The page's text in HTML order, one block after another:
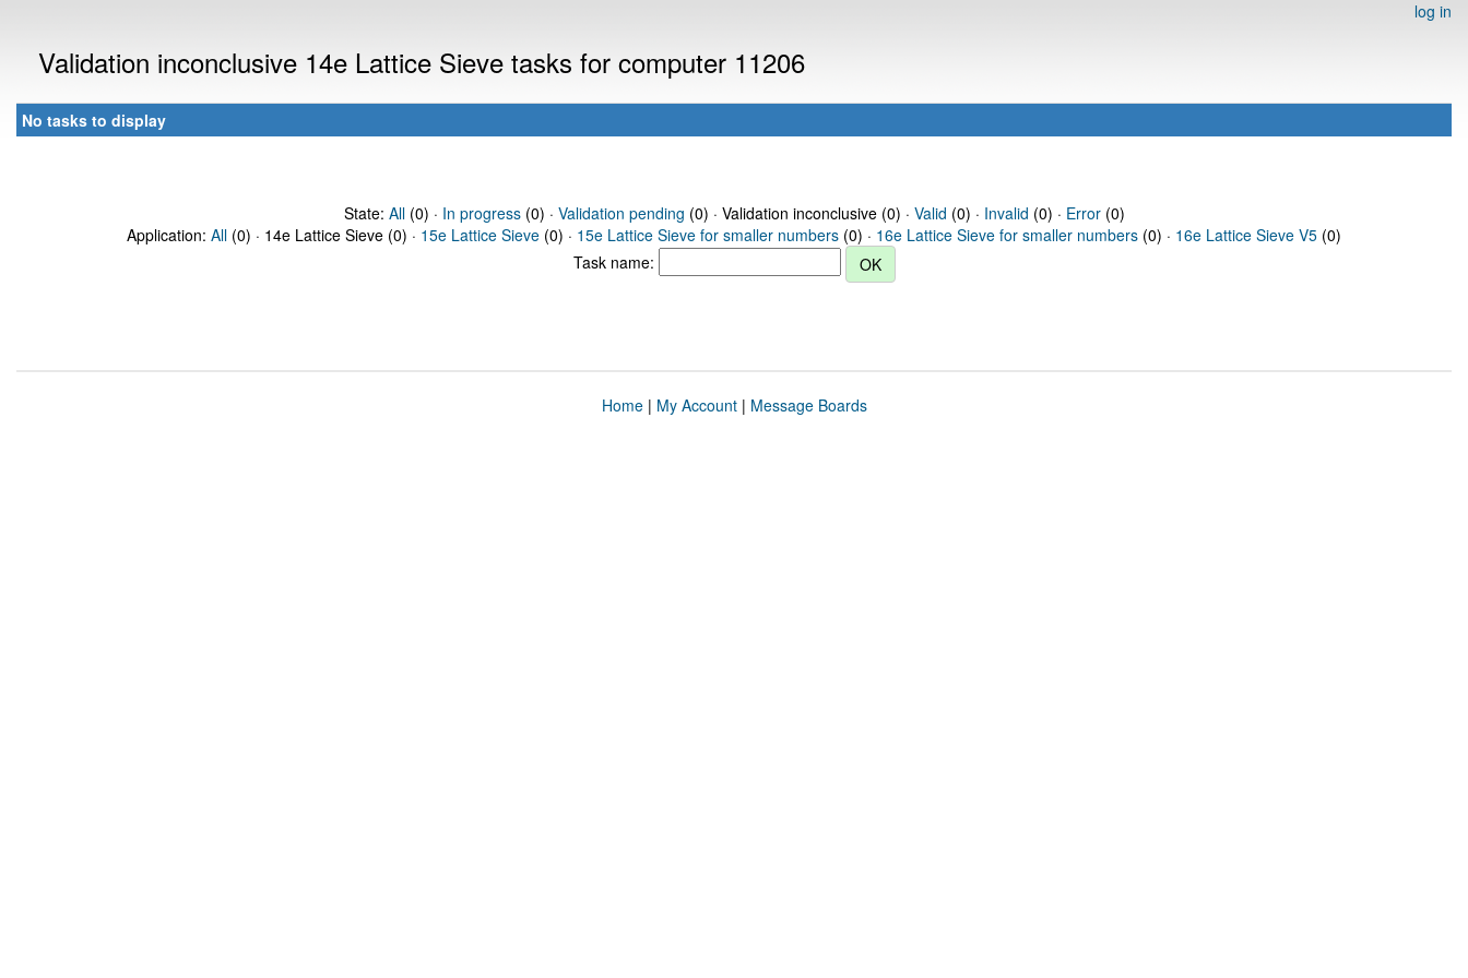
log in
Validation inconclusive 14e Lattice Sieve tasks for computer 11206
No tasks to display
State: All(0) · In progress(0) · Validation pending (0) · Validation inconclusive (0) · Valid (0) · Invalid (0) · Error(0)
Application: All (0) · 14e Lattice Sieve (0) · 15e Lattice Sieve (0) · 15e Lattice Sieve for smaller numbers (0) · 16e Lattice Sieve for smaller numbers (0) · 16e Lattice Sieve V5 (0)
Task name:
Home| My Account| Message Boards